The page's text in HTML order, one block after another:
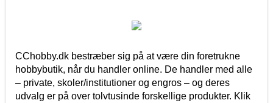
CChobby.dk bestræber sig på at være din foretrukne
hobbybutik, når du handler online. De handler med alle
– private, skoler/institutioner og engros – og deres
udvalg er på over tolvtusinde forskellige produkter. Klik